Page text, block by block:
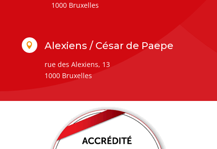
1000 Bruxelles
 Alexiens / César de Paepe
rue des Alexiens, 13
1000 Bruxelles